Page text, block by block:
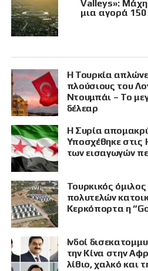
Valleys»: Μάχη
μια αγορά
Η Τουρκία
πλούσιους του
Ντουμπάι – Το
δέλεαρ
Η Συρία
Υποσχέθηκε στις
των εισαγωγών
Τουρκικός όμιλος
πολυτελών
Κερκόπορτα η
Ινδοί
την Κίνα στην
λίθιο, χαλκό και